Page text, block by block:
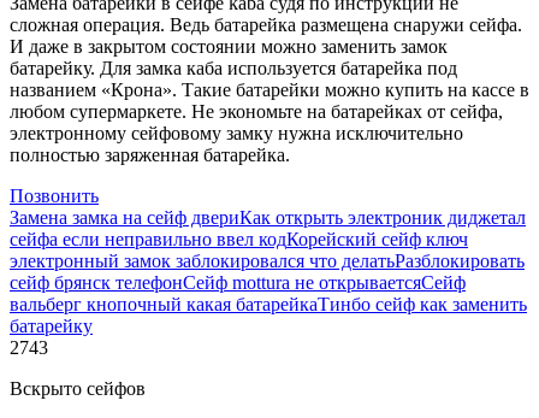
сложная операция. Ведь батарейка размещена снаружи сейфа.
И даже в закрытом состоянии можно заменить замок
батарейку. Для замка каба используется батарейка под
названием «Крона». Такие батарейки можно купить на кассе в
любом супермаркете. Не экономьте на батарейках от сейфа,
электронному сейфовому замку нужна исключительно
полностью заряженная батарейка.
Позвонить
Замена замка на сейф двериКак открыть электроник диджетал
сейфа если неправильно ввел кодКорейский сейф ключ
электронный замок заблокировался что делатьРазблокировать
сейф брянск телефонСейф mottura не открываетсяСейф
вальберг кнопочный какая батарейкаТинбо сейф как заменить
батарейку
2743
Вскрыто сейфов